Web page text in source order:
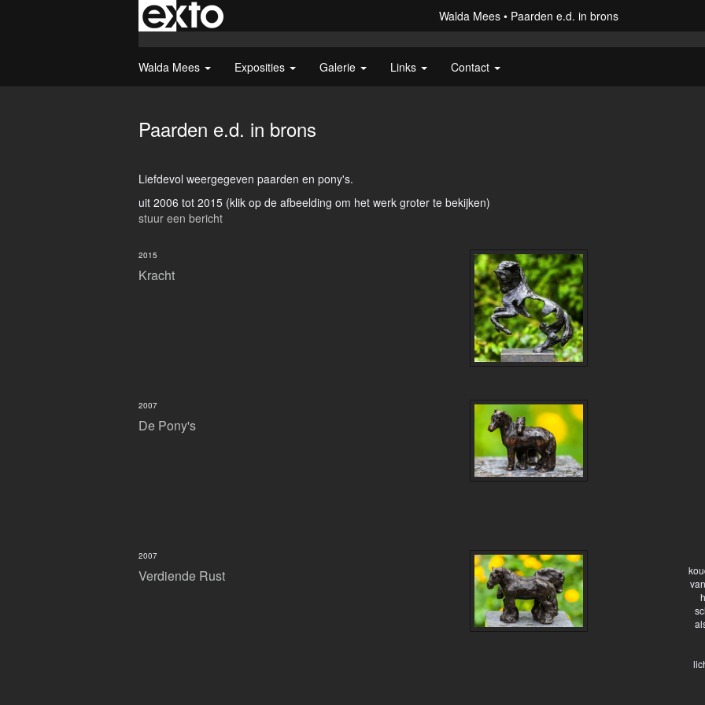
Walda Mees Paarden e.d. in brons
Walda Mees Exposities Galerie Links Contact
Paarden e.d. in brons
Liefdevol weergegeven paarden en pony's.
uit 2006 tot 2015 (klik op de afbeelding om het werk groter te bekijken)
stuur een bericht
Kracht
2015
De Pony's
2007
Verdiende Rust
2007